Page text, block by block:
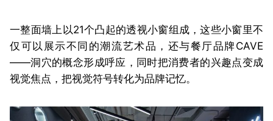
一整面墙上以21个凸起的透视小窗组成，这些小窗里不
仅可以展示不同的潮流艺术品，还与餐厅品牌CAVE
——洞穴的概念形成呼应，同时把消费者的兴趣点变成
视觉焦点，把视觉符号转化为品牌记忆。